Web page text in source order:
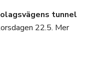
tunnel
22.5. Mer